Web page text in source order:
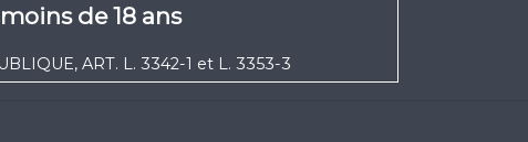
de 18 ans
ART. L. 3342-1 et L. 3353-3